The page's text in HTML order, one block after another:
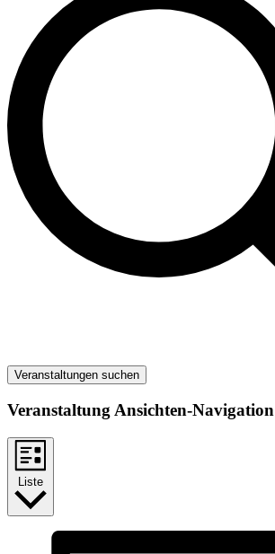
Veranstaltungen suchen
Veranstaltung Ansichten-Navigation
Liste